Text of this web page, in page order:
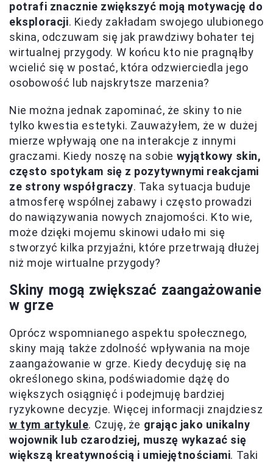
potrafi znacznie zwiększyć moją motywację do
eksploracji. Kiedy zakładam swojego ulubionego
skina, odczuwam się jak prawdziwy bohater tej
wirtualnej przygody. W końcu kto nie pragnąłby
wcielić się w postać, która odzwierciedla jego
osobowość lub najskrytsze marzenia?
Nie można jednak zapominać, że skiny to nie
tylko kwestia estetyki. Zauważyłem, że w dużej
mierze wpływają one na interakcje z innymi
graczami. Kiedy noszę na sobie wyjątkowy skin,
często spotykam się z pozytywnymi reakcjami
ze strony współgraczy. Taka sytuacja buduje
atmosferę wspólnej zabawy i często prowadzi
do nawiązywania nowych znajomości. Kto wie,
może dzięki mojemu skinowi udało mi się
stworzyć kilka przyjaźni, które przetrwają dłużej
niż moje wirtualne przygody?
Skiny mogą zwiększać zaangażowanie
w grze
Oprócz wspomnianego aspektu społecznego,
skiny mają także zdolność wpływania na moje
zaangażowanie w grze. Kiedy decyduję się na
określonego skina, podświadomie dążę do
większych osiągnięć i podejmuję bardziej
ryzykowne decyzje. Więcej informacji znajdziesz
w tym artykule. Czuję, że grając jako unikalny
wojownik lub czarodziej, muszę wykazać się
większą kreatywnością i umiejętnościami. Taki